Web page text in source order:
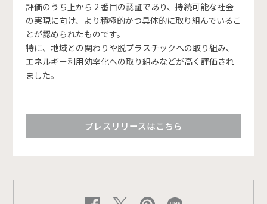
評価のうち上から 2 番目の認証であり、持続可能な社会
の実現に向け、より積極的かつ具体的に取り組んでいるこ
とが認められたものです。
特に、地域との関わりや脱プラスチックへの取り組み、
エネルギー利用効率化への取り組みなどが高く評価され
ました。
プレスリリースはこちら